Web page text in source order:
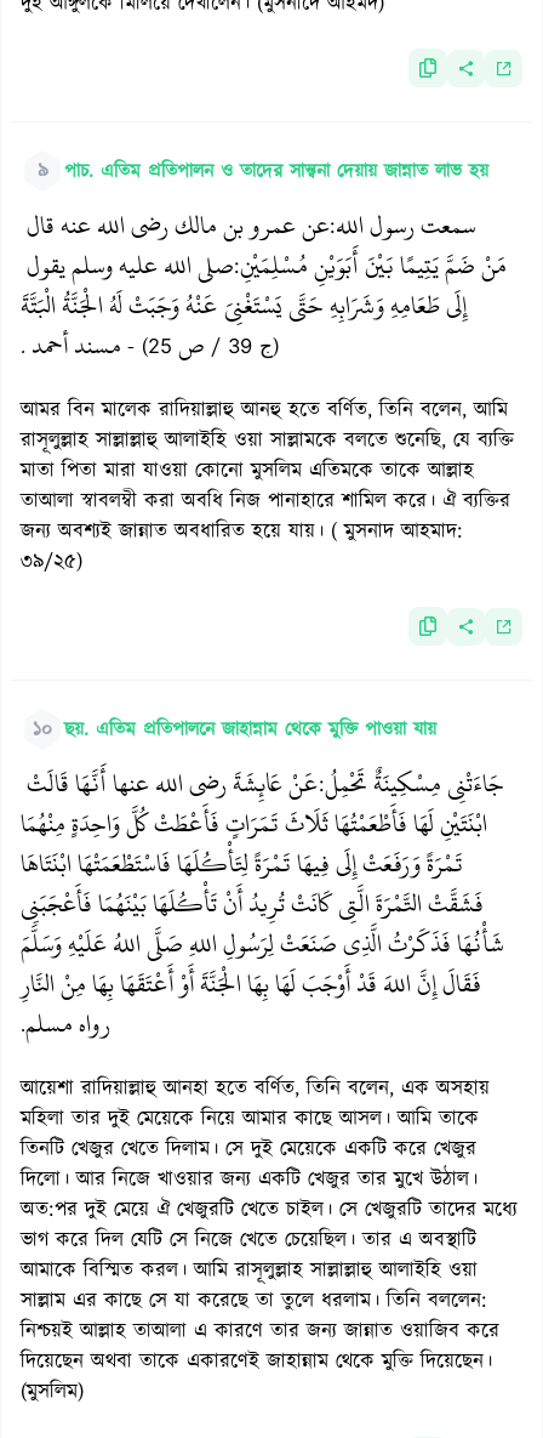
৯ পাচ. এতিম প্রতিপালন ও তাদের সান্ত্বনা দেয়ায় জান্নাত লাভ হয়
عن عمرو بن مالك رضي الله عنه قال:سمعت رسول الله
صلى الله عليه وسلم يقول:مَنْ ضَمَّ يَتِيمًا بَيْنَ أَبَوَيْنِ مُسْلِمَيْنِ
إِلَى طَعَامِهِ وَشَرَابِهِ حَتَّى يَسْتَغْنِيَ عَنْهُ وَجَبَتْ لَهُ الْجَنَّةُ الْبَتَّةَ
. مسند أحمد - (ج 39 / ص 25)
আমর বিন মালেক রাদিয়াল্লাহু আনহু হতে বর্ণিত, তিনি বলেন, আমি
রাসূলুল্লাহ সাল্লাল্লাহু আলাইহি ওয়া সাল্লামকে বলতে শুনেছি, যে ব্যক্তি
মাতা পিতা মারা যাওয়া কোনো মুসলিম এতিমকে তাকে আল্লাহ
তাআলা স্বাবলম্বী করা অবধি নিজ পানাহারে শামিল করে। ঐ ব্যক্তির
জন্য অবশ্যই জান্নাত অবধারিত হয়ে যায়। ( মুসনাদ আহমাদ:
৩৯/২৫)
১০ ছয়. এতিম প্রতিপালনে জাহান্নাম থেকে মুক্তি পাওয়া যায়
عَنْ عَائِشَةَ رضي الله عنها أَنَّهَا قَالَتْ:جَاءَتْنِي مِسْكِينَةٌ تَحْمِلُ
ابْنَتَيْنِ لَهَا فَأَطْعَمْتُهَا ثَلَاثَ تَمَرَاتٍ فَأَعْطَتْ كُلَّ وَاحِدَةٍ مِنْهُمَا
تَمْرَةً وَرَفَعَتْ إِلَى فِيهَا تَمْرَةً لِتَأْكُلَهَا فَاسْتَطْعَمَتْهَا ابْنَتَاهَا
فَشَقَّتْ التَّمْرَةَ الَّتِي كَانَتْ تُرِيدُ أَنْ تَأْكُلَهَا بَيْنَهُمَا فَأَعْجَبَنِي
شَأْنُهَا فَذَكَرْتُ الَّذِي صَنَعَتْ لِرَسُولِ اللهِ صَلَّى اللهُ عَلَيْهِ وَسَلَّمَ
فَقَالَ إِنَّ اللهَ قَدْ أَوْجَبَ لَهَا بِهَا الْجَنَّةَ أَوْ أَعْتَقَهَا بِهَا مِنْ النَّارِ
.رواه مسلم
আয়েশা রাদিয়াল্লাহু আনহা হতে বর্ণিত, তিনি বলেন, এক অসহায়
মহিলা তার দুই মেয়েকে নিয়ে আমার কাছে আসল। আমি তাকে
তিনটি খেজুর খেতে দিলাম। সে দুই মেয়েকে একটি করে খেজুর
দিলো। আর নিজে খাওয়ার জন্য একটি খেজুর তার মুখে উঠাল।
অত:পর দুই মেয়ে ঐ খেজুরটি খেতে চাইল। সে খেজুরটি তাদের মধ্যে
ভাগ করে দিল যেটি সে নিজে খেতে চেয়েছিল। তার এ অবস্থাটি
আমাকে বিস্মিত করল। আমি রাসূলুল্লাহ সাল্লাল্লাহু আলাইহি ওয়া
সাল্লাম এর কাছে সে যা করেছে তা তুলে ধরলাম। তিনি বললেন:
নিশ্চয়ই আল্লাহ তাআলা এ কারণে তার জন্য জান্নাত ওয়াজিব করে
দিয়েছেন অথবা তাকে একারণেই জাহান্নাম থেকে মুক্তি দিয়েছেন।
(মুসলিম)